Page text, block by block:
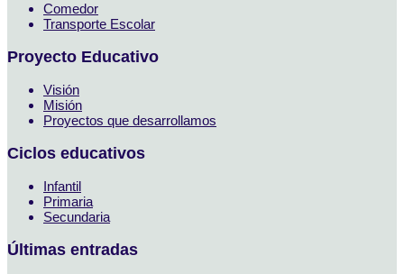
Comedor
Transporte Escolar
Proyecto Educativo
Visión
Misión
Proyectos que desarrollamos
Ciclos educativos
Infantil
Primaria
Secundaria
Últimas entradas